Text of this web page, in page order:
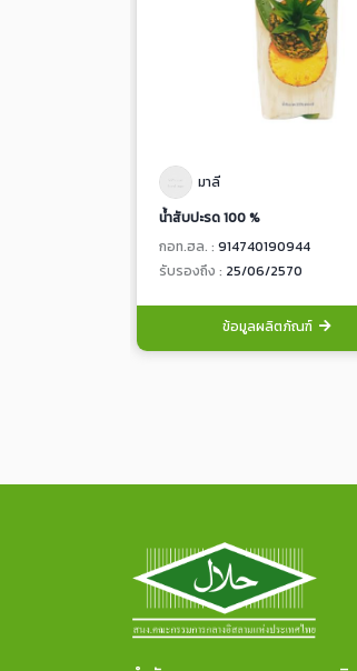
มาลี
น้ำสับปะรด 100 %
กอท.ฮล. : 914740190944
รับรองถึง : 25/06/2570
ข้อมูลผลิตภัณฑ์